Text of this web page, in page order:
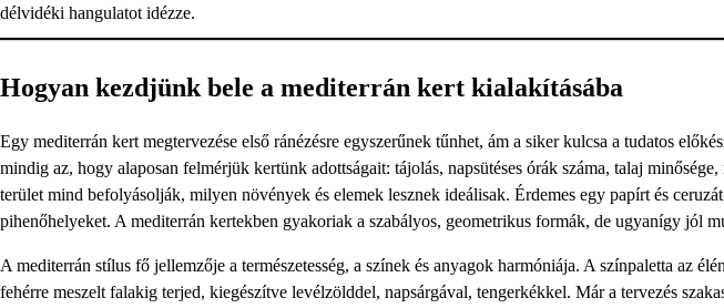
délvidéki hangulatot idézze.
Hogyan kezdjünk bele a mediterrán kert kialakításába
Egy mediterrán kert megtervezése első ránézésre egyszerűnek tűnhet, ám a siker kulcsa a tudatos
mindig az, hogy alaposan felmérjük kertünk adottságait: tájolás, napsütéses órák száma, talaj
terület mind befolyásolják, milyen növények és elemek lesznek ideálisak. Érdemes egy papírt és
pihenőhelyeket. A mediterrán kertekben gyakoriak a szabályos, geometrikus formák, de ugyanígy jól
A mediterrán stílus fő jellemzője a természetesség, a színek és anyagok harmóniája. A színpaletta az
fehérre meszelt falakig terjed, kiegészítve levélzölddel, napsárgával, tengerkékkel. Már a tervezés